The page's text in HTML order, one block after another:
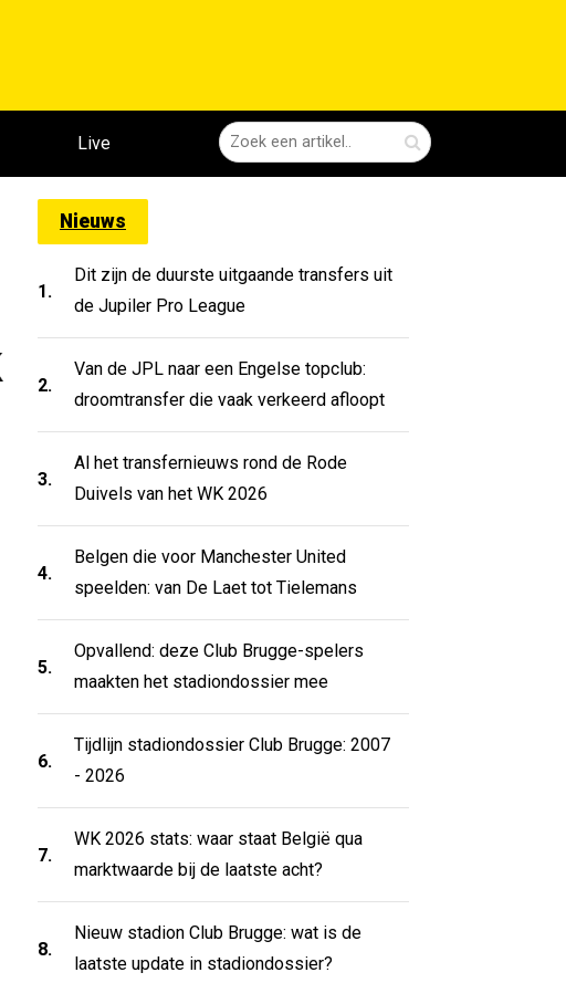
Live
Nieuws
1.
Dit zijn de duurste uitgaande transfers uit
de Jupiler Pro League
2.
Van de JPL naar een Engelse topclub:
droomtransfer die vaak verkeerd afloopt
3.
Al het transfernieuws rond de Rode
Duivels van het WK 2026
4.
Belgen die voor Manchester United
speelden: van De Laet tot Tielemans
5.
Opvallend: deze Club Brugge-spelers
maakten het stadiondossier mee
6.
Tijdlijn stadiondossier Club Brugge: 2007
- 2026
7.
WK 2026 stats: waar staat België qua
marktwaarde bij de laatste acht?
8.
Nieuw stadion Club Brugge: wat is de
laatste update in stadiondossier?